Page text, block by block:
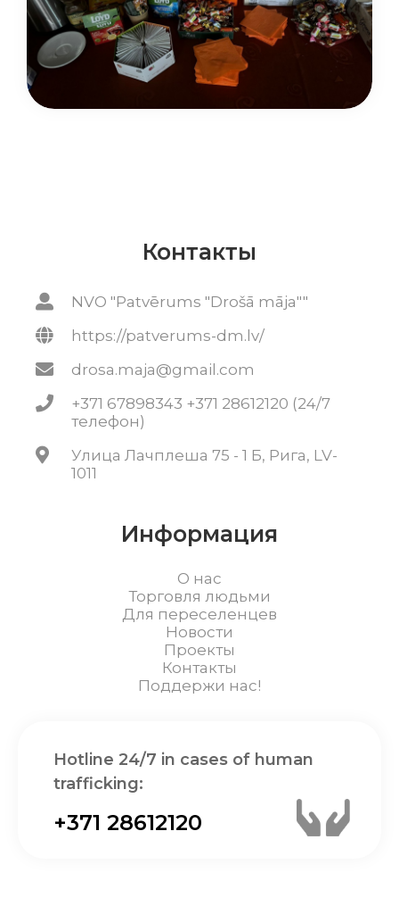
Контакты
NVO "Patvērums "Drošā māja""
https://patverums-dm.lv/
drosa.maja@gmail.com
+371 67898343 +371 28612120 (24/7
телефон)
Улица Лачплеша 75 - 1 Б, Рига, LV-
1011
Информация
О нас
Торговля людьми
Для переселенцев
Новости
Проекты
Контакты
Поддержи нас!
Hotline 24/7 in cases of human
trafficking:
+371 28612120